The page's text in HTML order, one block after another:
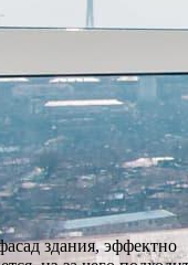
здания, эффектно